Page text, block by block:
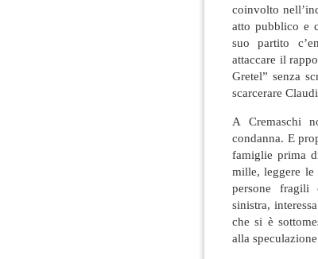
coinvolto
atto pubblico e
suo partito
attaccare il
Gretel” senza
scarcerare
A Cremaschi
condanna. E
famiglie prima
mille, leggere le
persone fragili
sinistra,
che si è
alla